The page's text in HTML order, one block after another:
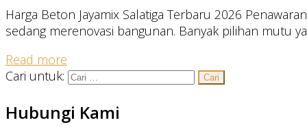
Harga Beton Jayamix Salatiga Terbaru 2026
sedang merenovasi bangunan. Banyak pilihan mutu
Read more
Cari untuk:
Hubungi Kami